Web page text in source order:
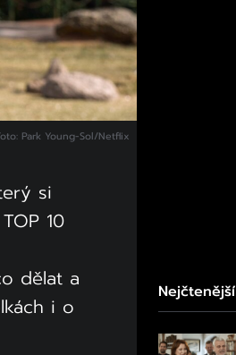
Park Young-Sol/Netflix
si
10
dělat a
i o
Nejčtenější